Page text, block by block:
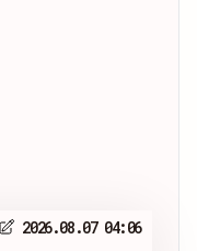
2026.08.07 04:06